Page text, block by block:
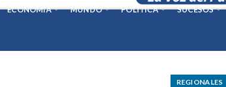
ECONOMÍA MUNDO POLÍTICA SUCESOS
REGIONALES